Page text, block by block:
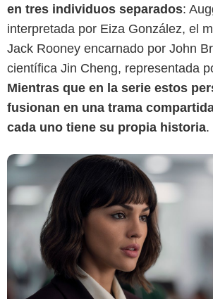
en tres individuos separados:
interpretada por Eiza González, el
Jack Rooney encarnado por John
científica Jin Cheng, representada
Mientras que en la serie estos
fusionan en una trama
cada uno tiene su propia historia.
Netflix